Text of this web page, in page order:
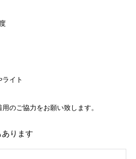
イト
のご協力をお願い致します。
ります